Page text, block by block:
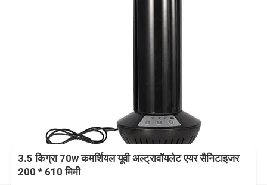
3.5 किग्रा 70w कमर्शियल यूवी अल्ट्रावॉयलेट एयर सैनिटाइजर
200 * 610 मिमी